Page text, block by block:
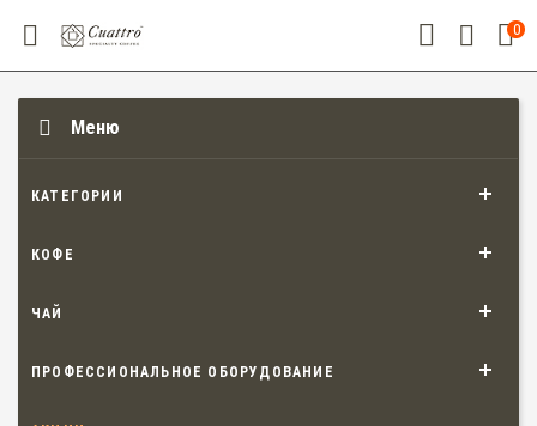
0
Меню
КАТЕГОРИИ
КОФЕ
ЧАЙ
ПРОФЕССИОНАЛЬНОЕ ОБОРУДОВАНИЕ